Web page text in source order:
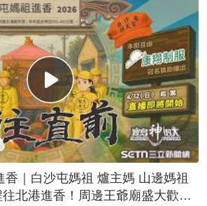
香｜白沙屯媽祖 爐主媽 山邊媽祖
北港進香！周邊王爺廟盛大歡